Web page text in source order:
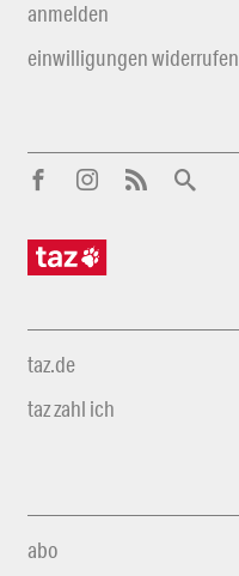
anmelden
einwilligungen widerrufen
taz.de
taz zahl ich
abo